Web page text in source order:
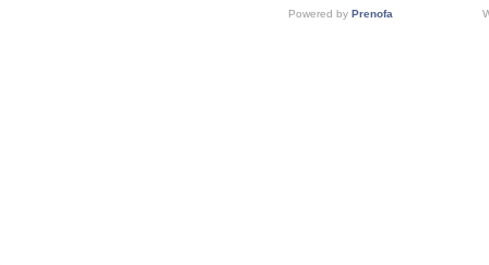
Powered by Prenofa